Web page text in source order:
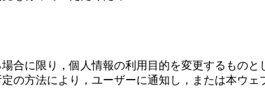
合に限り，個人情報の利用目的を変更するものと
の方法により，ユーザーに通知し，または本ウェ